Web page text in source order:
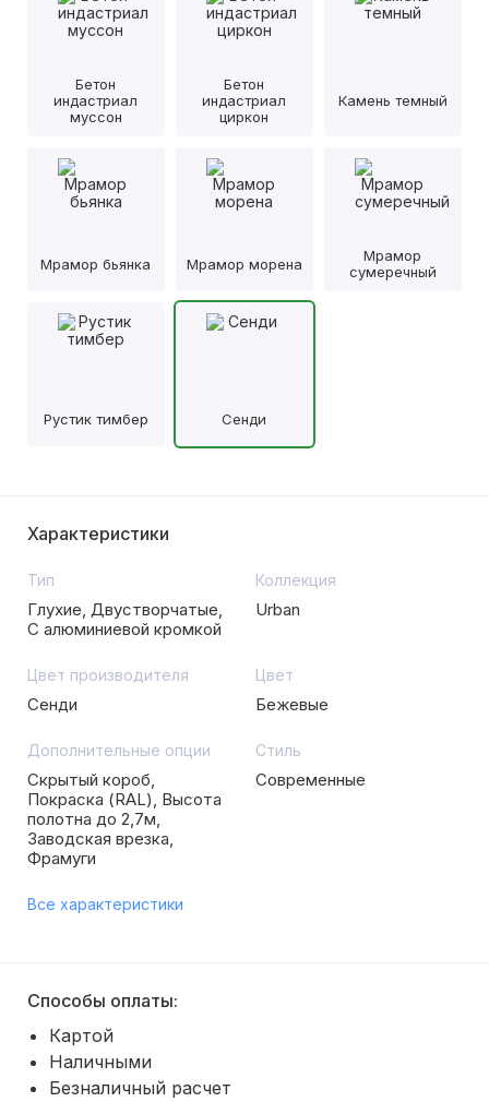
Бетон
индастриал
муссон
Бетон
индастриал
циркон
Камень темный
Мрамор бьянка Мрамор морена
Мрамор
сумеречный
Рустик тимбер Сенди
Характеристики
Тип
Глухие, Двустворчатые,
С алюминиевой кромкой
Коллекция
Urban
Цвет производителя
Сенди
Цвет
Бежевые
Дополнительные опции
Скрытый короб,
Покраска (RAL), Высота
полотна до 2,7м,
Заводская врезка,
Фрамуги
Стиль
Современные
Все характеристики
Способы оплаты:
Картой
Наличными
Безналичный расчет